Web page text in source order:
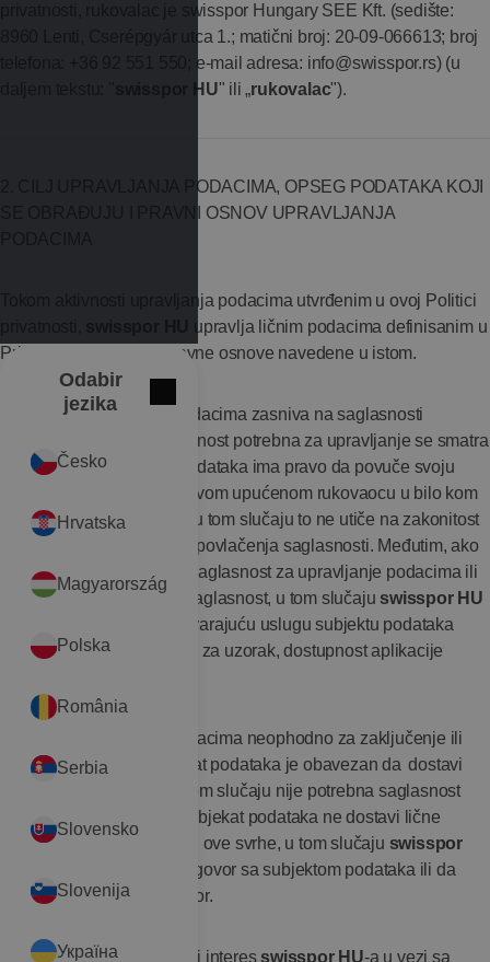
privatnosti, rukovalac je swisspor Hungary SEE Kft. (sedište:
8960 Lenti, Cserépgyár utca 1.; matični broj: 20-09-066613; broj
telefona: +36 92 551 550; e-mail adresa: info@swisspor.rs) (u
swisspor HU" ili „rukovalac").
2. CILJ UPRAVLJANJA PODACIMA, OPSEG PODATAKA KOJI
SE OBRAĐUJU I PRAVNI OSNOV UPRAVLJANJA
Tokom aktivnosti upravljanja podacima utvrđenim u ovoj Politici
upravlja ličnim podacima definisanim u
Prilogu br. 1 u svrhe i pravne osnove navedene u istom.
Ukoliko se upravljanje podacima zasniva na saglasnosti
subjekta podataka, saglasnost potrebna za upravljanje se smatra
dobrovoljnim. Subjekat podataka ima pravo da povuče svoju
saglasnost pismenom izjavom upućenom rukovaocu u bilo kom
trenutku, pod uslovom da u tom slučaju to ne utiče na zakonitost
upravljanja podacima pre povlačenja saglasnosti. Međutim, ako
subjekat podataka ne da saglasnost za upravljanje podacima ili
povuče svoju prethodnu saglasnost, u tom slučaju swisspor HU
neće moći da pruža odgovarajuću uslugu subjektu podataka
(npr. ispunjavanje zahteva za uzorak, dostupnost aplikacije
Ukoliko je upravljanje podacima neophodno za zaključenje ili
izvršenje ugovora, subjekat podataka je obavezan da dostavi
svoje lične podatke. U ovom slučaju nije potrebna saglasnost
subjekta podataka. Ako subjekat podataka ne dostavi lične
podatke koji se obrađuju u ove svrhe, u tom slučaju swisspor
neće moći da sklopi ugovor sa subjektom podataka ili da
ispuni već zaključen ugovor.
Osim navedenog, legitimni interes swisspor HU-a u vezi sa
Odabir
jezika
International
Česko
Hrvatska
Magyarország
Polska
România
Serbia
Slovensko
Slovenija
Україна